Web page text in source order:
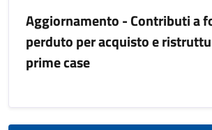
Aggiornamento - Contributi a
perduto per acquisto e
prime case